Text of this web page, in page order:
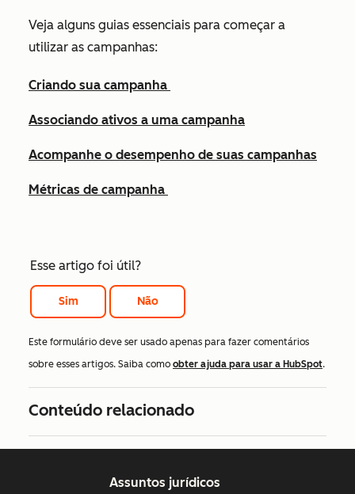
Veja alguns guias essenciais para começar a
utilizar as campanhas:
Criando sua campanha
Associando ativos a uma campanha
Acompanhe o desempenho de suas campanhas
Métricas de campanha
Esse artigo foi útil?
Sim Não
Este formulário deve ser usado apenas para fazer comentários
sobre esses artigos. Saiba como obter ajuda para usar a HubSpot.
Conteúdo relacionado
Assuntos jurídicos